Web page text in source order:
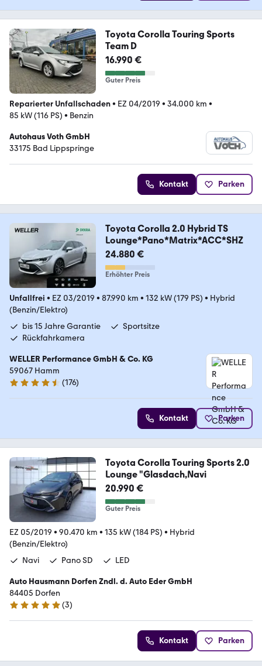
Toyota Corolla Touring Sports
Team D
16.990 €
Guter Preis
Reparierter Unfallschaden• EZ 04/2019 • 34.000 km •
85 kW (116 PS) • Benzin
Autohaus Voth GmbH
33175 Bad Lippspringe
Kontakt Parken
Toyota Corolla 2.0 Hybrid TS
Lounge*Pano*Matrix*ACC*SHZ
24.880 €
Erhöhter Preis
Unfallfrei • EZ 03/2019 • 87.990 km • 132 kW (179 PS) • Hybrid
(Benzin/Elektro)
bis 15 Jahre Garantie
Sportsitze
Rückfahrkamera
WELLER Performance GmbH & Co. KG
59067 Hamm
4.6 Sterne
(176)
Kontakt Parken
Toyota Corolla Touring Sports 2.0
Lounge "Glasdach,Navi
20.990 €
Guter Preis
EZ 05/2019 • 90.470 km • 135 kW (184 PS) • Hybrid
(Benzin/Elektro)
Navi
Pano SD LED
Auto Hausmann Dorfen Zndl. d. Auto Eder GmbH
84405 Dorfen
5 Sterne
(3)
Kontakt Parken